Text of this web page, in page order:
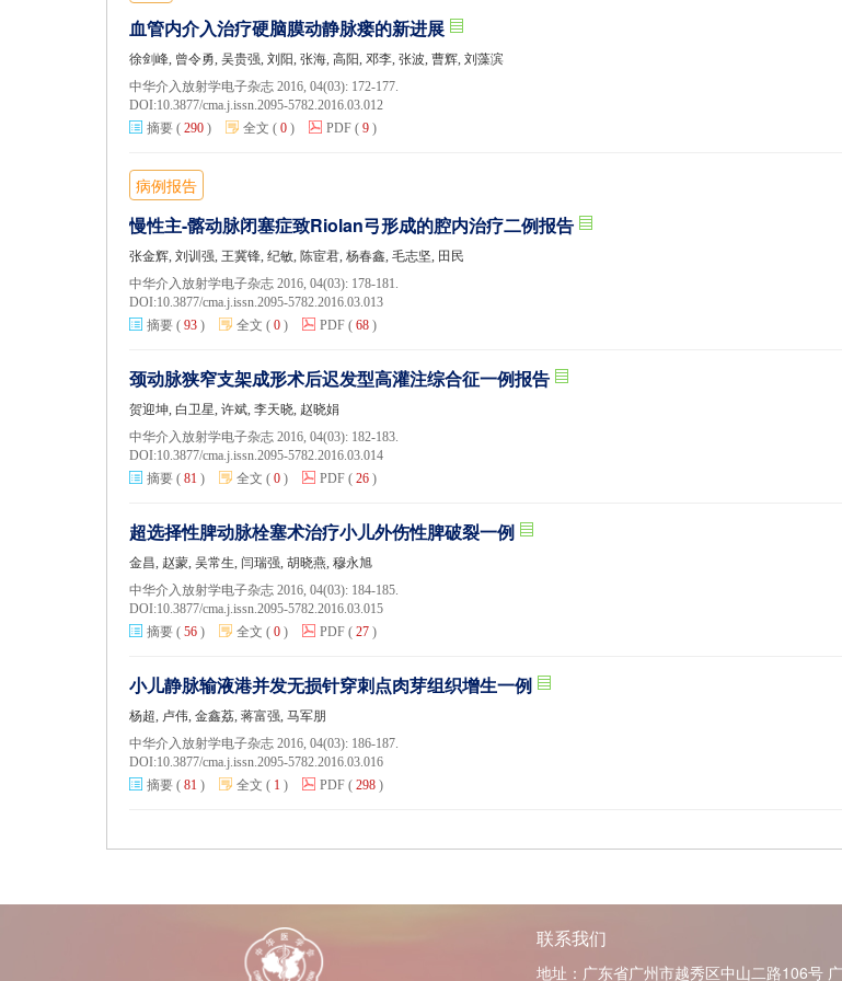
血管内介入治疗硬脑膜动静脉瘘的新进展
徐剑峰, 曾令勇, 吴贵强, 刘阳, 张海, 高阳, 邓李, 张波, 曹辉, 刘藻滨
中华介入放射学电子杂志 2016, 04(03): 172-177.
DOI:10.3877/cma.j.issn.2095-5782.2016.03.012
摘要 ( 290 ) 全文 ( 0 ) PDF ( 9 )
病例报告
慢性主-髂动脉闭塞症致Riolan弓形成的腔内治疗二例报告
张金辉, 刘训强, 王冀锋, 纪敏, 陈宦君, 杨春鑫, 毛志坚, 田民
中华介入放射学电子杂志 2016, 04(03): 178-181.
DOI:10.3877/cma.j.issn.2095-5782.2016.03.013
摘要 ( 93 ) 全文 ( 0 ) PDF ( 68 )
颈动脉狭窄支架成形术后迟发型高灌注综合征一例报告
贺迎坤, 白卫星, 许斌, 李天晓, 赵晓娟
中华介入放射学电子杂志 2016, 04(03): 182-183.
DOI:10.3877/cma.j.issn.2095-5782.2016.03.014
摘要 ( 81 ) 全文 ( 0 ) PDF ( 26 )
超选择性脾动脉栓塞术治疗小儿外伤性脾破裂一例
金昌, 赵蒙, 吴常生, 闫瑞强, 胡晓燕, 穆永旭
中华介入放射学电子杂志 2016, 04(03): 184-185.
DOI:10.3877/cma.j.issn.2095-5782.2016.03.015
摘要 ( 56 ) 全文 ( 0 ) PDF ( 27 )
小儿静脉输液港并发无损针穿刺点肉芽组织增生一例
杨超, 卢伟, 金鑫荔, 蒋富强, 马军朋
中华介入放射学电子杂志 2016, 04(03): 186-187.
DOI:10.3877/cma.j.issn.2095-5782.2016.03.016
摘要 ( 81 ) 全文 ( 1 ) PDF ( 298 )
联系我们
地址：广东省广州市越秀区中山二路106号